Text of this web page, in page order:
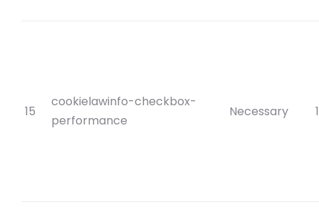
15
cookielawinfo-checkbox-
performance
Necessary